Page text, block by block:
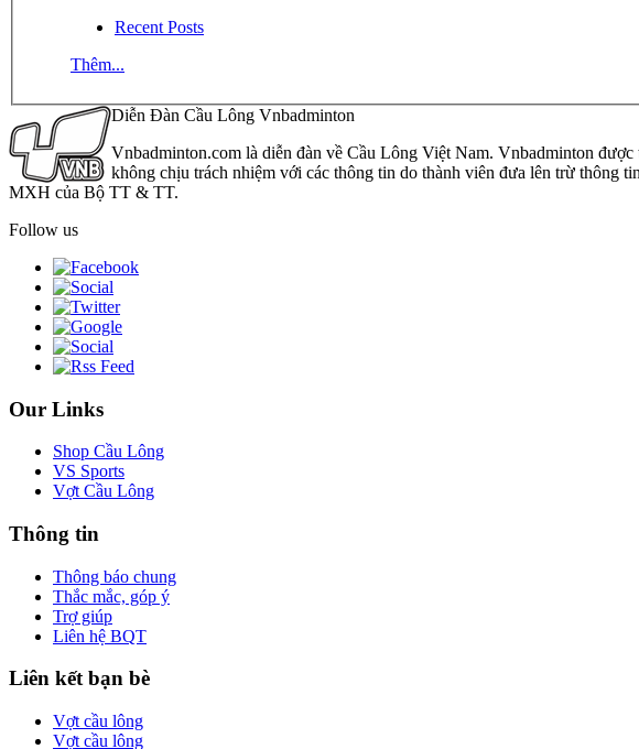
Recent Posts
Thêm...
Diễn Đàn Cầu Lông Vnbadminton
Vnbadminton.com là diễn đàn về Cầu Lông Việt Nam. Vnbadminton
không chịu trách nhiệm với các thông tin do thành viên đưa lên trừ thông
MXH của Bộ TT & TT.
Follow us
Our Links
Shop Cầu Lông
VS Sports
Vợt Cầu Lông
Thông tin
Thông báo chung
Thắc mắc, góp ý
Trợ giúp
Liên hệ BQT
Liên kết bạn bè
Vợt cầu lông
Vợt cầu lông